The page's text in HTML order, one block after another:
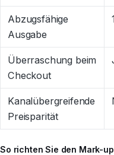
Abzugsfähige
Ausgabe
Überraschung beim
Checkout
Kanalübergreifende
Preisparität
So richten Sie den Mark-